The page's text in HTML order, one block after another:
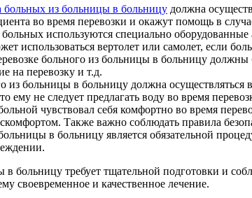
больных из больницы в больницу должна
во время перевозки и окажут помощь в
используются специально
использоваться вертолет или самолет, если
больного из больницы в больницу
на перевозку и т.д.
из больницы в больницу должна
ему не следует предлагать воду во время
чувствовал себя комфортно во время
Также важно соблюдать правила
в больницу является обязательной
больницу требует тщательной подготовки и
своевременное и качественное лечение.